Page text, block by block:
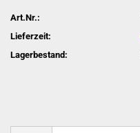
Art.Nr.:
Lieferzeit:
Lagerbestand: